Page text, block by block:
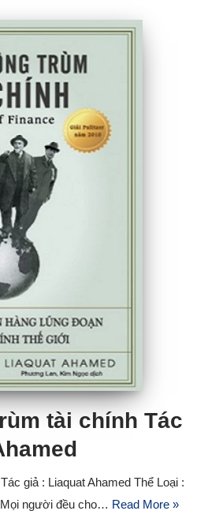
tài chính Tác
giả : Liaquat Ahamed Thể Loại :
người đều cho… Read More »